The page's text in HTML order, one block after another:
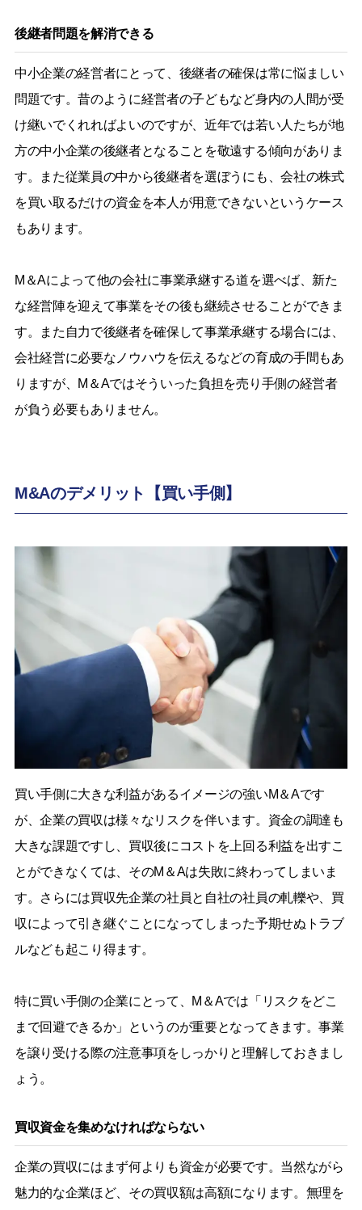
後継者問題を解消できる
中小企業の経営者にとって、後継者の確保は常に悩ましい
問題です。昔のように経営者の子どもなど身内の人間が受
け継いでくれればよいのですが、近年では若い人たちが地
方の中小企業の後継者となることを敬遠する傾向がありま
す。また従業員の中から後継者を選ぼうにも、会社の株式
を買い取るだけの資金を本人が用意できないというケース
もあります。
M＆Aによって他の会社に事業承継する道を選べば、新た
な経営陣を迎えて事業をその後も継続させることができま
す。また自力で後継者を確保して事業承継する場合には、
会社経営に必要なノウハウを伝えるなどの育成の手間もあ
りますが、M＆Aではそういった負担を売り手側の経営者
が負う必要もありません。
M&Aのデメリット【買い手側】
買い手側に大きな利益があるイメージの強いM＆Aです
が、企業の買収は様々なリスクを伴います。資金の調達も
大きな課題ですし、買収後にコストを上回る利益を出すこ
とができなくては、そのM＆Aは失敗に終わってしまいま
す。さらには買収先企業の社員と自社の社員の軋轢や、買
収によって引き継ぐことになってしまった予期せぬトラブ
ルなども起こり得ます。
特に買い手側の企業にとって、M＆Aでは「リスクをどこ
まで回避できるか」というのが重要となってきます。事業
を譲り受ける際の注意事項をしっかりと理解しておきまし
ょう。
買収資金を集めなければならない
企業の買収にはまず何よりも資金が必要です。当然ながら
魅力的な企業ほど、その買収額は高額になります。無理を